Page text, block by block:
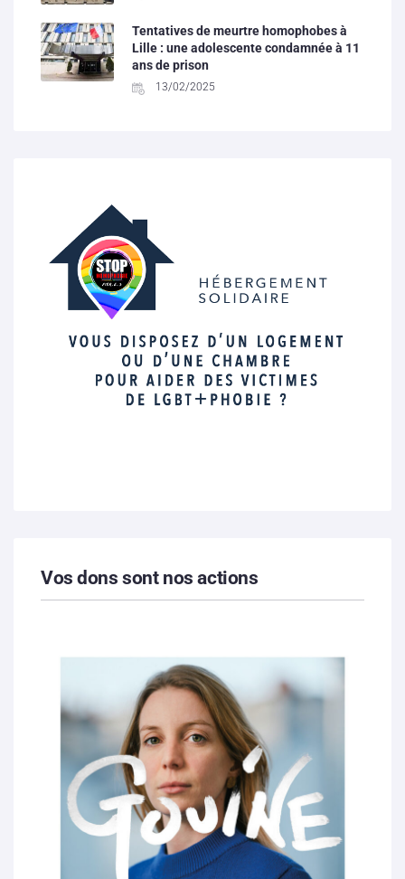
Tentatives de meurtre homophobes à
Lille : une adolescente condamnée à 11
ans de prison
13/02/2025
Vos dons sont nos actions